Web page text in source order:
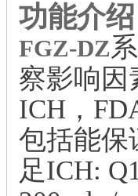
功能介绍
FGZ-DZ
察影响因
ICH，
包括能保
足ICH: